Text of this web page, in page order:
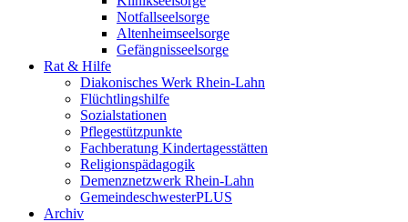
Notfallseelsorge
Altenheimseelsorge
Gefängnisseelsorge
Rat & Hilfe
Diakonisches Werk Rhein-Lahn
Flüchtlingshilfe
Sozialstationen
Pflegestützpunkte
Fachberatung Kindertagesstätten
Religionspädagogik
Demenznetzwerk Rhein-Lahn
GemeindeschwesterPLUS
Archiv